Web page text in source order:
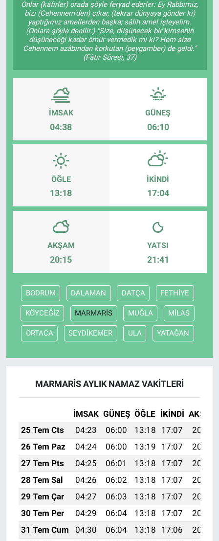
Onlar (kâfirler) orada şöyle feryad ederler: Ey Rabbimiz,
bizi (Cehennem'den) çıkar, (tekrar dünyaya gönder ki)
yaptığımız amellerden başka; sâlih amel işleyelim.
(Onlara şöyle denilir:) "Size, düşünecek bir kimsenin
düşüneceği kadar ömür vermedik mi ki? Hem size
Cehennem azâbından korkutan (peygamber) de geldi."
(Fâtır Sûresi, 37)
İMSAK
04:38
GÜNEŞ
06:10
ÖĞLE
13:18
İKINDI
17:04
AKŞAM
20:15
YATSI
21:41
BODRUM DALAMAN DATÇA FETHİYE
KÖYCEĞİZ MARMARİS MUĞLA MİLAS
ORTACA SEYDİKEMER ULA YATAĞAN
MARMARİS AYLIK NAMAZ VAKITLERI
İMSAK GÜNEŞ ÖĞLE İKINDI AKŞAM
25 Tem Cts
04:23 06:00 13:18 17:07
20:27
26 Tem Paz
04:24 06:00 13:19 17:07
20:27
27 Tem Pts
04:25 06:01 13:18 17:07
20:26
28 Tem Sal
04:26 06:02 13:18 17:07
20:25
29 Tem Çar
04:27 06:03 13:18 17:07
20:24
30 Tem Per
04:29 06:04 13:18 17:07
20:23
31 Tem Cum
04:30 06:04 13:18 17:06
20:22
Kültür Sanat
Bilim ve Teknoloji
Genel